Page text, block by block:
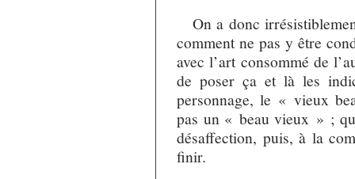
On a donc
comment ne pas y être
avec l’art consommé de
de poser ça et là les
personnage, le « vieux
pas un « beau vieux » ;
désaffection, puis, à la
finir.